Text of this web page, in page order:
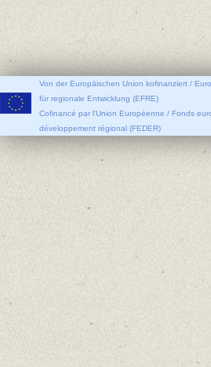
Von der Europäischen Union kofinanziert /
für regionale Entwicklung (EFRE)
Cofinancé par l'Union Européenne / Fonds
développement régional (FEDER)